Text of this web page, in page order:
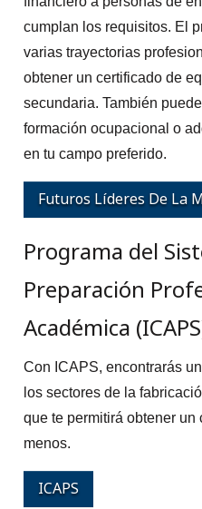
cumplan los requisitos. El
varias trayectorias
obtener un certificado de
secundaria. También
formación ocupacional o
en tu campo preferido.
Futuros Líderes De La
Programa del
Preparación
Académica
Con ICAPS, encontrarás
los sectores de la
que te permitirá obtener un
menos.
ICAPS